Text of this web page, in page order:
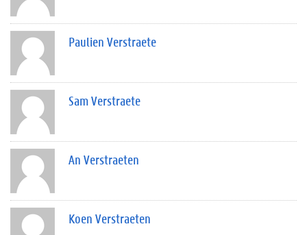
Paulien Verstraete
Sam Verstraete
An Verstraeten
Koen Verstraeten